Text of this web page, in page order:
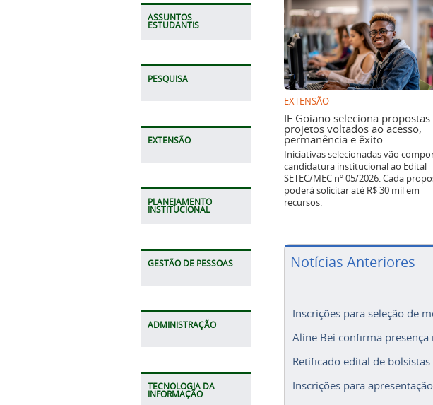
ASSUNTOS
ESTUDANTIS
PESQUISA
EXTENSÃO
PLANEJAMENTO
INSTITUCIONAL
GESTÃO DE PESSOAS
ADMINISTRAÇÃO
TECNOLOGIA DA
INFORMAÇÃO
EXTENSÃO
IF Goiano seleciona propostas
projetos voltados ao acesso,
permanência e êxito
Iniciativas selecionadas vão
candidatura institucional ao Edital
SETEC/MEC nº 05/2026. Cada
poderá solicitar até R$ 30 mil em
recursos.
Notícias Anteriores
Inscrições para seleção de
Aline Bei confirma presença
Retificado edital de bolsistas
Inscrições para